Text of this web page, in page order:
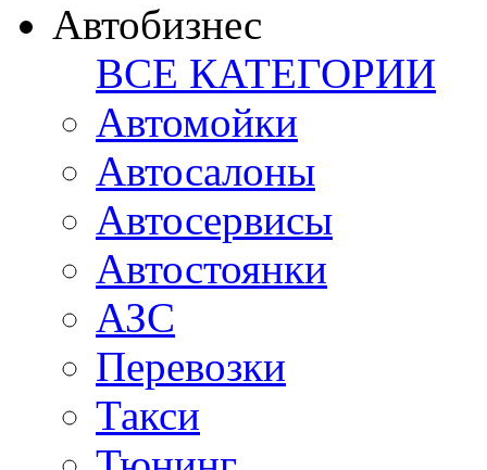
Автобизнес
ВСЕ КАТЕГОРИИ
Автомойки
Автосалоны
Автосервисы
Автостоянки
АЗС
Перевозки
Такси